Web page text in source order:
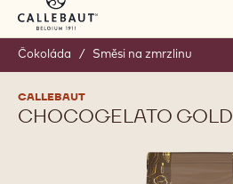
Čokoláda / Směsi na zmrzlinu
CALLEBAUT
CHOCOGELATO GOLD